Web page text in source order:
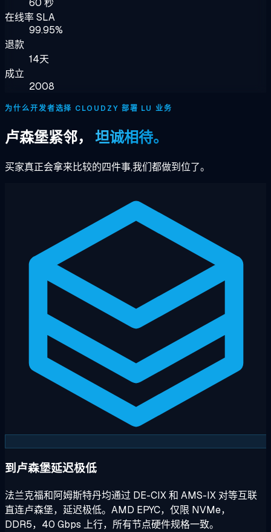
60 秒
在线率 SLA
99.95%
退款
14天
成立
2008
为什么开发者选择 CLOUDZY 部署 LU 业务
卢森堡紧邻， 坦诚相待。
买家真正会拿来比较的四件事,我们都做到位了。
到卢森堡延迟极低
法兰克福和阿姆斯特丹均通过 DE-CIX 和 AMS-IX 对等互联
直连卢森堡，延迟极低。AMD EPYC，仅限 NVMe，
DDR5，40 Gbps 上行，所有节点硬件规格一致。